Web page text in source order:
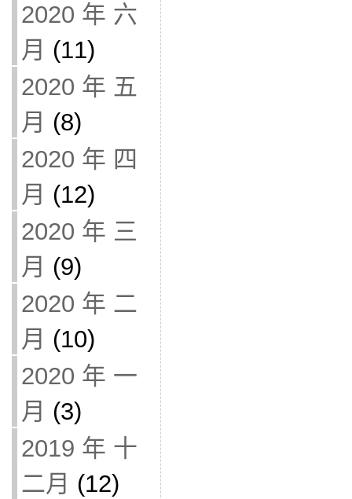
2020 年 六
月 (11)
2020 年 五
月 (8)
2020 年 四
月 (12)
2020 年 三
月 (9)
2020 年 二
月 (10)
2020 年 一
月 (3)
2019 年 十
二月 (12)